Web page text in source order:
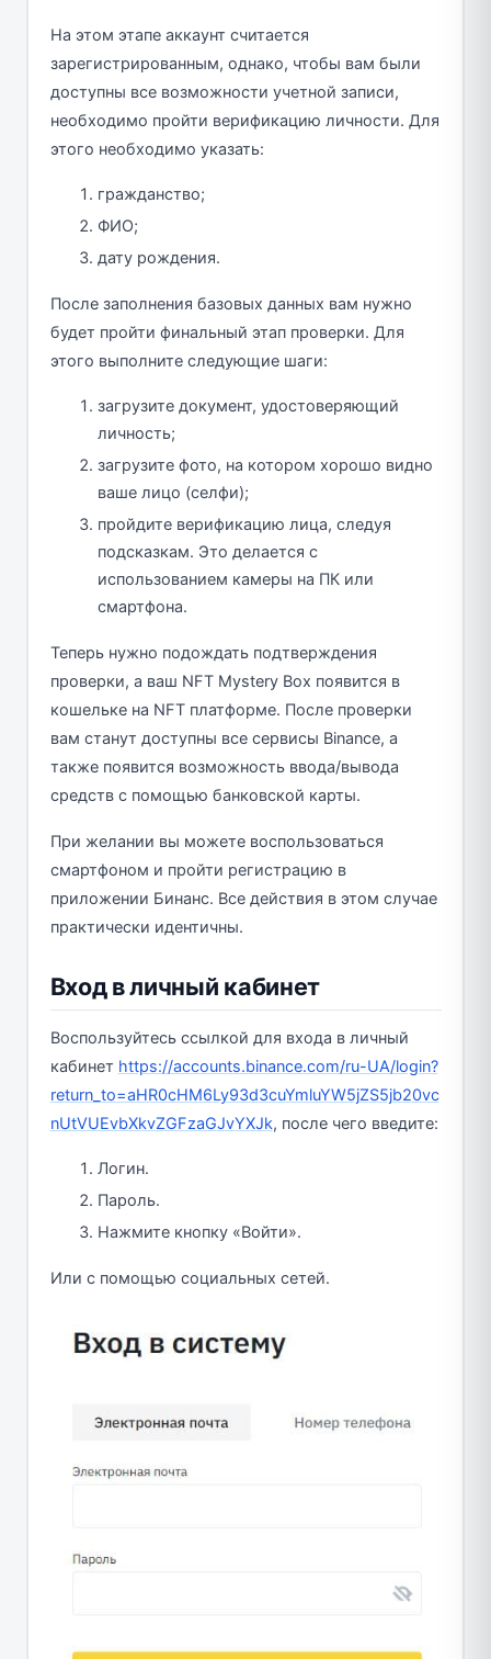
На этом этапе аккаунт считается
зарегистрированным, однако, чтобы вам были
доступны все возможности учетной записи,
необходимо пройти верификацию личности. Для
этого необходимо указать:
гражданство;
ФИО;
дату рождения.
После заполнения базовых данных вам нужно
будет пройти финальный этап проверки. Для
этого выполните следующие шаги:
загрузите документ, удостоверяющий
личность;
загрузите фото, на котором хорошо видно
ваше лицо (селфи);
пройдите верификацию лица, следуя
подсказкам. Это делается с
использованием камеры на ПК или
смартфона.
Теперь нужно подождать подтверждения
проверки, а ваш NFT Mystery Box появится в
кошельке на NFT платформе. После проверки
вам станут доступны все сервисы Binance, а
также появится возможность ввода/вывода
средств с помощью банковской карты.
При желании вы можете воспользоваться
смартфоном и пройти регистрацию в
приложении Бинанс. Все действия в этом случае
практически идентичны.
Вход в личный кабинет
Воспользуйтесь ссылкой для входа в личный
кабинет https://accounts.binance.com/ru-UA/login?
return_to=aHR0cHM6Ly93d3cuYmluYW5jZS5jb20vc
nUtVUEvbXkvZGFzaGJvYXJk, после чего введите:
Логин.
Пароль.
Нажмите кнопку «Войти».
Или с помощью социальных сетей.